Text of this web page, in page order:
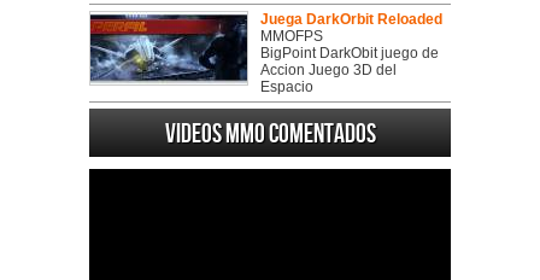
Juega DarkOrbit Reloaded
MMOFPS
BigPoint DarkObit juego de
Accion Juego 3D del
Espacio
Videos MMO Comentados